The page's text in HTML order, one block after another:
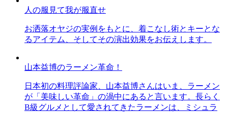
人の服見て我が服直せ
お洒落オヤジの実例をもとに、着こなし術とキーとな
るアイテム、そしてその演出効果をお伝えします。
山本益博のラーメン革命！
日本初の料理評論家、山本益博さんはいま、ラーメン
が「美味しい革命」の渦中にあると言います。長らく
B級グルメとして愛されてきたラーメンは、ミシュラ